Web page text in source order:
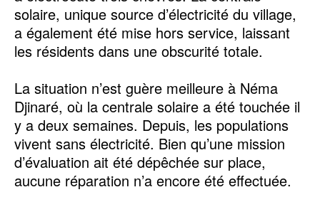
solaire, unique source d’électricité du village,
a également été mise hors service, laissant
les résidents dans une obscurité totale.
La situation n’est guère meilleure à Néma
Djinaré, où la centrale solaire a été touchée il
y a deux semaines. Depuis, les populations
vivent sans électricité. Bien qu’une mission
d’évaluation ait été dépêchée sur place,
aucune réparation n’a encore été effectuée.